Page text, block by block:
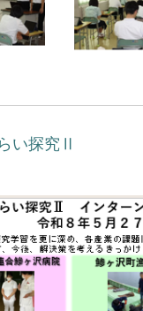
い探究Ⅱ